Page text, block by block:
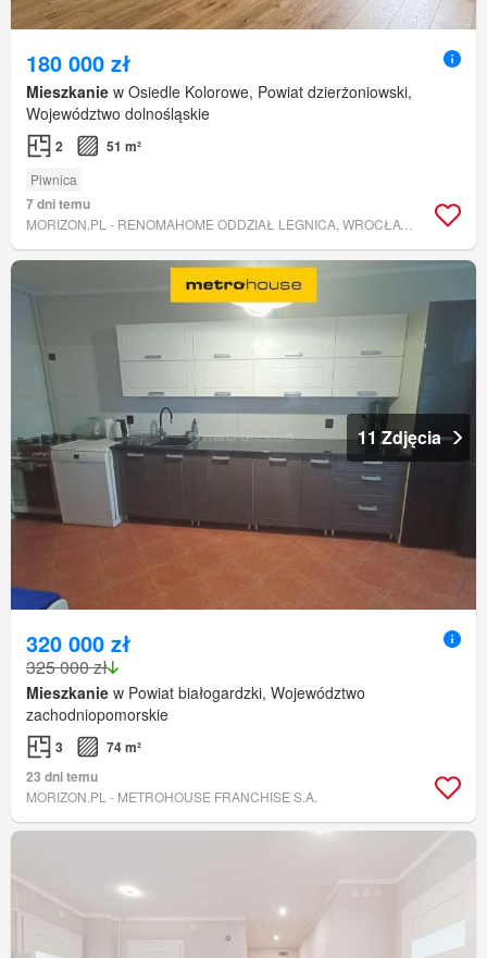
180 000 zł
Mieszkanie w Osiedle Kolorowe, Powiat dzierżoniowski,
Województwo dolnośląskie
2 51 m²
Piwnica
7 dni temu
MORIZON.PL - RENOMAHOME ODDZIAŁ LEGNICA, WROCŁAW LUBIN, GŁOGÓW, ŚWIDNICA, DZIERŻONIÓW, WAŁBRZYCH, KŁODZKO
11 Zdjęcia
320 000 zł
325 000 zł
Mieszkanie w Powiat białogardzki, Województwo
zachodniopomorskie
3
74 m²
23 dni temu
MORIZON.PL - METROHOUSE FRANCHISE S.A.